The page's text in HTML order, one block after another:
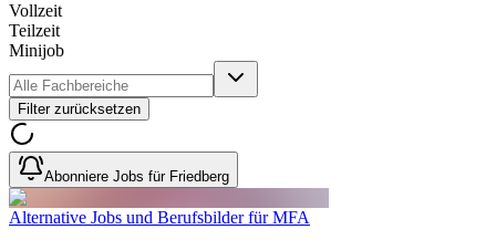
Vollzeit
Teilzeit
Minijob
Filter zurücksetzen
Abonniere Jobs für Friedberg
Alternative Jobs und Berufsbilder für MFA